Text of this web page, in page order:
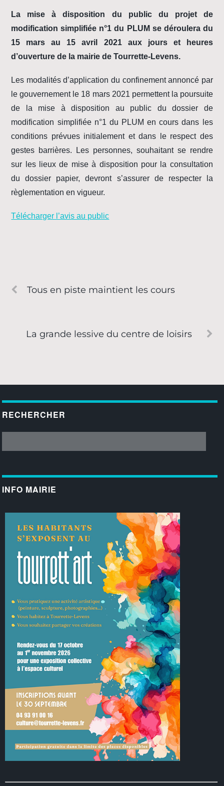
La mise à disposition du public du projet de
modification simplifiée n°1 du PLUM se déroulera du
15 mars au 15 avril 2021 aux jours et heures
d’ouverture de la mairie de Tourrette-Levens.
Les modalités d’application du confinement annoncé par
le gouvernement le 18 mars 2021 permettent la poursuite
de la mise à disposition au public du dossier de
modification simplifiée n°1 du PLUM en cours dans les
conditions prévues initialement et dans le respect des
gestes barrières. Les personnes, souhaitant se rendre
sur les lieux de mise à disposition pour la consultation
du dossier papier, devront s’assurer de respecter la
règlementation en vigueur.
Télécharger l’avis au public
Tous en piste maintient les cours
La grande lessive du centre de loisirs
RECHERCHER
INFO MAIRIE